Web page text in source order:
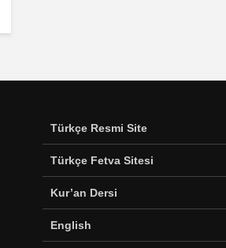
Türkçe Resmi Site
Türkçe Fetva Sitesi
Kur’an Dersi
English